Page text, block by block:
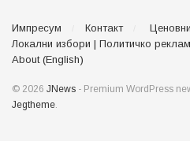
Импресум Контакт
Локални избори | Политичко
About (English)
© 2026 JNews - Premium WordPress
Jegtheme